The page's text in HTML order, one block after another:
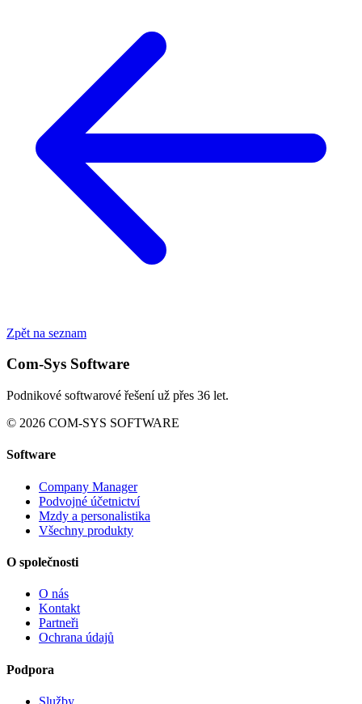
Zpět na seznam
Com-Sys Software
Podnikové softwarové řešení už přes 36 let.
© 2026 COM-SYS SOFTWARE
Software
Company Manager
Podvojné účetnictví
Mzdy a personalistika
Všechny produkty
O společnosti
O nás
Kontakt
Partneři
Ochrana údajů
Podpora
Služby